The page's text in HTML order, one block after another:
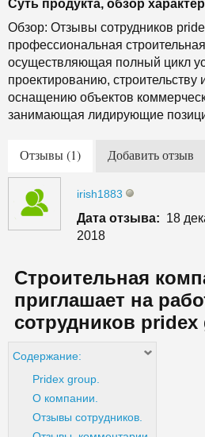
Суть продукта, обзор
Обзор: Отзывы сотрудников
профессиональная
осуществляющая полный цикл
проектированию,
оснащению объектов
занимающая лидирующие
Отзывы (1) Добавить отзыв
irish1883
Дата отзыва: 18
2018
Строительная
приглашает на
сотрудников pridex
Содержание:
Рridex group.
О компании.
Отзывы сотрудников.